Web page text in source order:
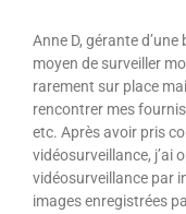
Anne D, gérante
moyen de surveiller
rarement sur place
rencontrer mes
etc. Après avoir pris
vidéosurveillance, j’ai
vidéosurveillance par
images enregistrées